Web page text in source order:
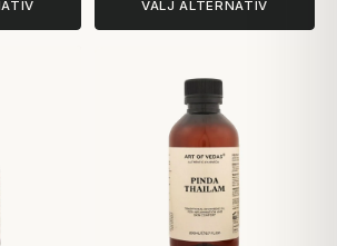
VÄLJ ALTERNATIV